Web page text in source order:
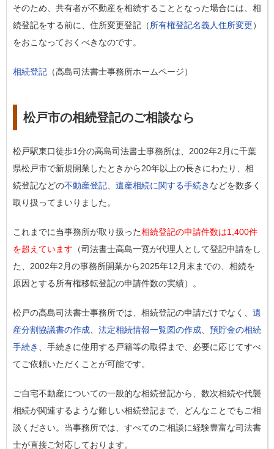
そのため、共有者が不動産を相続することとなった場合には、相
続登記をする前に、住所変更登記（所有権登記名義人住所変更）
をおこなっておくべきなのです。
相続登記 （高島司法書士事務所ホームページ）
松戸市の相続登記のご相談なら
松戸駅東口徒歩1分の高島司法書士事務所は、2002年2月に千葉
県松戸市で新規開業したときから20年以上の長きにわたり、相
続登記などの不動産登記、 遺産相続に関する手続き などを数多く
取り扱ってまいりました。
これまでに当事務所が取り扱った相続登記の申請件数は1,400件
を超えています （司法書士高島一寛が代理人として登記申請をし
た、2002年2月の事務所開業から2025年12月末までの、相続を
原因とする所有権移転登記の申請件数の実績）。
松戸の高島司法書士事務所では、相続登記の申請だけでなく、 遺
産分割協議書の作成、 法定相続情報一覧図の作成、 預貯金の相続
手続き 、手続きに使用する戸籍等の取得まで、必要に応じてすべ
てご依頼いただくことが可能です。
ご自宅不動産についての一般的な相続登記から、数次相続や代襲
相続が関連するような難しい相続登記まで、どんなことでもご相
談ください。当事務所では、すべてのご相談に経験豊富な司法書
士が直接ご対応しております。